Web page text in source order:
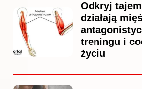
Odkryj
działają
treningu i
życiu